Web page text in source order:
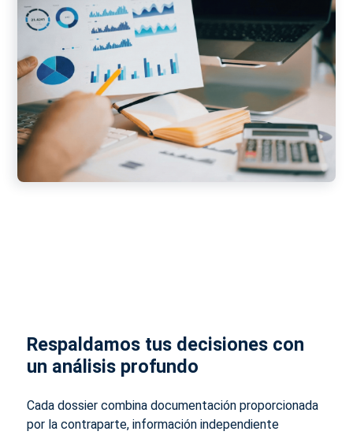
Respaldamos tus decisiones con
un análisis profundo
Cada dossier combina documentación proporcionada
por la contraparte, información independiente